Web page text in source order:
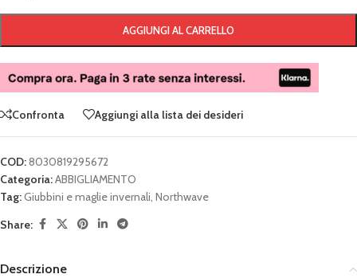
AGGIUNGI AL CARRELLO
Confronta Aggiungi alla lista dei desideri
COD:8030819295672
Categoria:ABBIGLIAMENTO
Tag:Giubbini e maglie invernali, Northwave
Share:
Descrizione